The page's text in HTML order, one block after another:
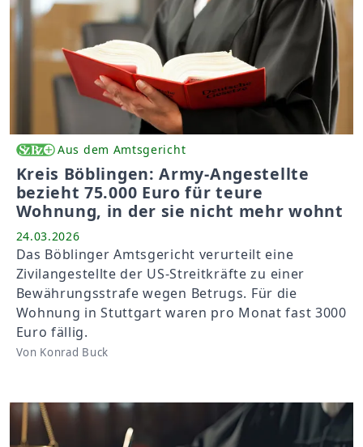
Aus dem Amtsgericht
Kreis Böblingen: Army-Angestellte
bezieht 75.000 Euro für teure
Wohnung, in der sie nicht mehr wohnt
24.03.2026
Das Böblinger Amtsgericht verurteilt eine
Zivilangestellte der US-Streitkräfte zu einer
Bewährungsstrafe wegen Betrugs. Für die
Wohnung in Stuttgart waren pro Monat fast 3000
Euro fällig.
Von Konrad Buck